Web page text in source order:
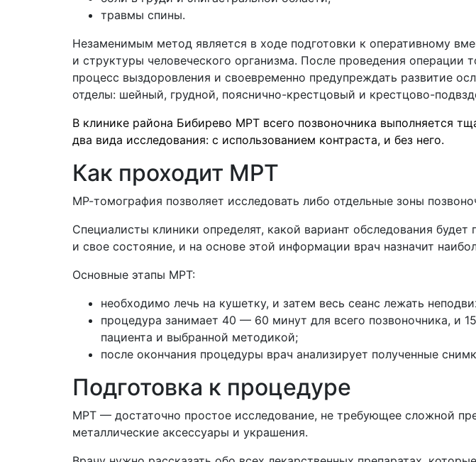
травмы спины.
Незаменимым метод является в ходе подготовки к оперативному
и структуры человеческого организма. После проведения
процесс выздоровления и своевременно предупреждать развитие
отделы: шейный, грудной, пояснично-крестцовый и крестцово-
В клинике района Бибирево МРТ всего позвоночника выполняется
два вида исследования: с использованием контраста, и без него.
Как проходит МРТ
МР-томография позволяет исследовать либо отдельные зоны
Специалисты клиники определят, какой вариант обследования
и свое состояние, и на основе этой информации врач назначит
Основные этапы МРТ:
необходимо лечь на кушетку, и затем весь сеанс лежать
процедура занимает 40 — 60 минут для всего позвоночника, и
пациента и выбранной методикой;
после окончания процедуры врач анализирует полученные
Подготовка к процедуре
МРТ — достаточно простое исследование, не требующее сложной
металлические аксессуары и украшения.